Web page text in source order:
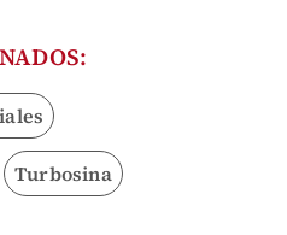
Turbosina